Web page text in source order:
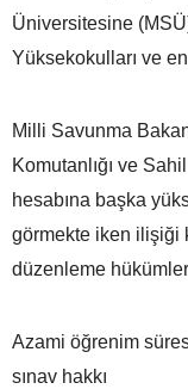
Üniversitesine
Yüksekokulları ve
Milli Savunma
Komutanlığı ve
hesabına başka
görmekte iken ilişiği
düzenleme
Azami öğrenim
sınav hakkı